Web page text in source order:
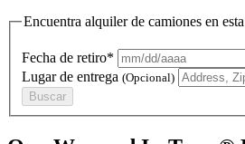
Encuentra alquiler de camiones en
Fecha de retiro*
Lugar de entrega (Opcional)
Buscar